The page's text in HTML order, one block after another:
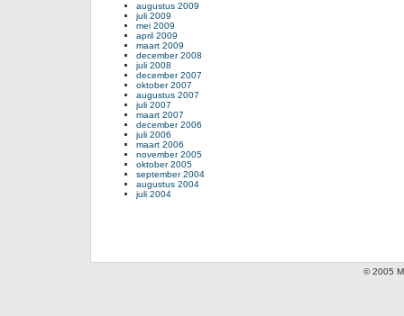
augustus 2009
juli 2009
mei 2009
april 2009
maart 2009
december 2008
juli 2008
december 2007
oktober 2007
augustus 2007
juli 2007
maart 2007
december 2006
juli 2006
maart 2006
november 2005
oktober 2005
september 2004
augustus 2004
juli 2004
© 2005